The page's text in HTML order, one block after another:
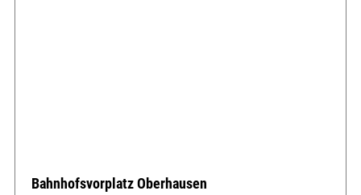
Bahnhofsvorplatz Oberhausen